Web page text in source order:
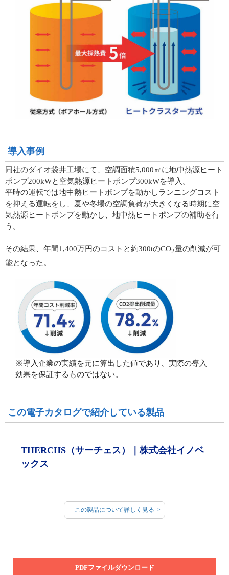
導入事例
同社のダイオ袋井工場にて、空調面積5,000㎡に地中熱源ヒート
ポンプ200kWと空気熱源ヒートポンプ300kWを導入。
平時の運転では地中熱ヒートポンプを動かしランニングコスト
を抑える運転をし、夏や冬場の空調負荷が大きくなる時期に空
気熱源ヒートポンプを動かし、地中熱ヒートポンプの補助を行
う。
その結果、年間1,400万円のコストと約300tのCO2量の削減が可
能となった。
※導入企業の実績を元に算出した値であり、実際の導入
効果を保証するものではない。
この電子カタログで紹介している製品
THERCHS（サーチェス）｜株式会社イノベ
ックス
この製品について詳しく見る
PDFファイルダウンロード